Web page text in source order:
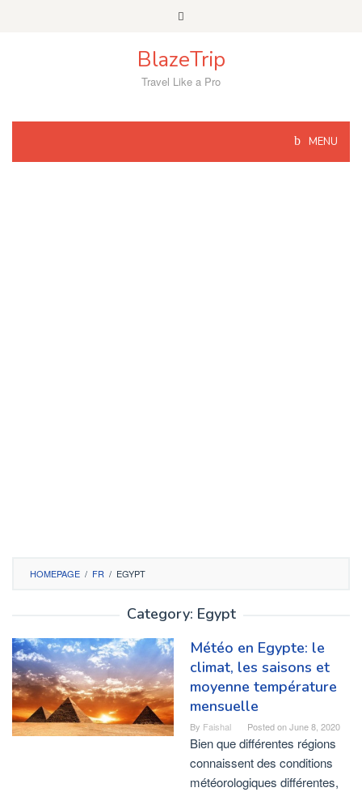
BlazeTrip
Travel Like a Pro
MENU
HOMEPAGE / FR / EGYPT
Category: Egypt
Météo en Egypte: le
climat, les saisons et
moyenne température
mensuelle
By Faishal Posted onJune 8, 2020
Bien que différentes régions
connaissent des conditions
météorologiques différentes,